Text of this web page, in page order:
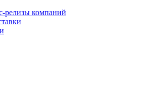
релизы компаний